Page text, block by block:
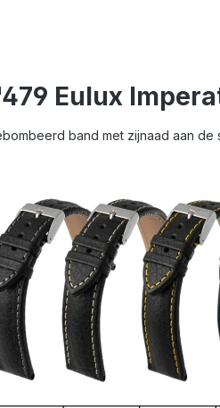
Eulux
band met zijnaad aan